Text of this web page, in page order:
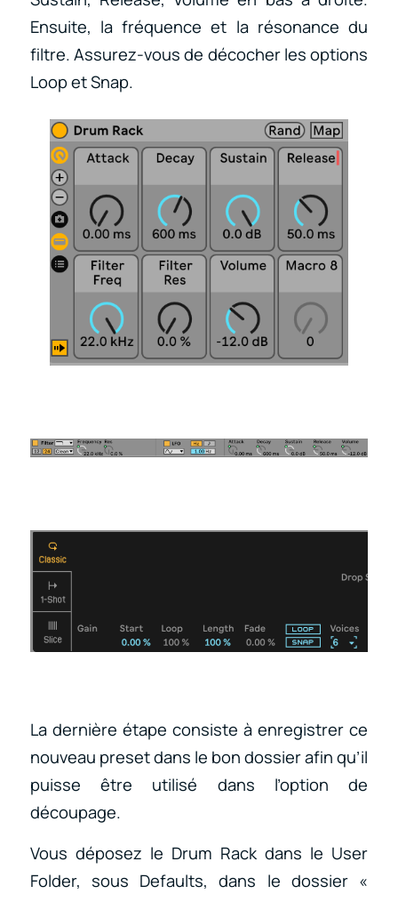
Ensuite, la fréquence et la résonance du
filtre. Assurez-vous de décocher les options
Loop et Snap.
La dernière étape consiste à enregistrer ce
nouveau preset dans le bon dossier afin qu’il
puisse être utilisé dans l’option de
découpage.
Vous déposez le Drum Rack dans le User
Folder, sous Defaults, dans le dossier «